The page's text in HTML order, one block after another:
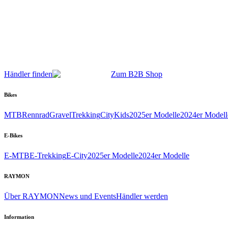
Händler finden Zum B2B Shop
Bikes
MTBRennradGravelTrekkingCityKids2025er Modelle2024er
E-Bikes
E-MTBE-TrekkingE-City2025er Modelle2024er Modelle
RAYMON
Über RAYMONNews und EventsHändler werden
Information